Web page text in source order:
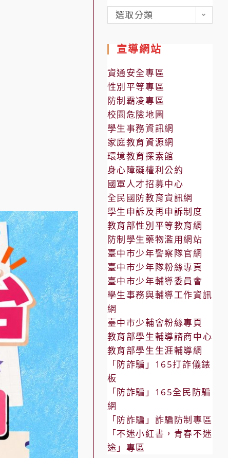
各
處
公
告
選取分類
宣導網站
資通安全專區
性別平等專區
防制霸凌專區
校園危險地圖
學生事務資訊網
家庭教育資源網
環境教育探索館
身心障礙權利公約
國軍人才招募中心
全民國防教育資訊網
學生申訴及再申訴制度
教育部性別平等教育網
防制學生藥物濫用網站
臺中市少年警察隊官網
臺中市少年隊粉絲專頁
臺中市少年輔導委員會
學生事務與輔導工作資訊
網
臺中市少輔會粉絲專頁
教育部學生輔導諮商中心
教育部學生生涯輔導網
「防詐騙」165打詐儀錶
板
「防詐騙」165全民防騙
網
「防詐騙」詐騙防制專區
「不迷小紅書，青春不迷
途」專區